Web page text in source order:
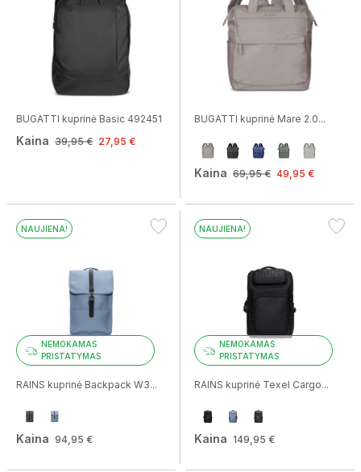
BUGATTI kuprinė Basic 492451
Kaina 39,95 € 27,95 €
BUGATTI kuprinė Mare 2.0...
Kaina 69,95 € 49,95 €
NAUJIENA!
NEMOKAMAS
PRISTATYMAS
RAINS kuprinė Backpack W3...
Kaina 94,95 €
NAUJIENA!
NEMOKAMAS
PRISTATYMAS
RAINS kuprinė Texel Cargo...
Kaina 149,95 €